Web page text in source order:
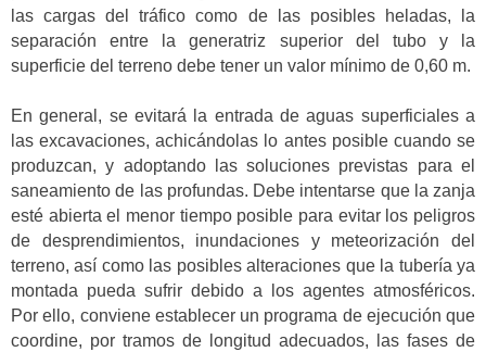
las cargas del tráfico como de las posibles heladas, la
separación entre la generatriz superior del tubo y la
superficie del terreno debe tener un valor mínimo de 0,60 m.
En general, se evitará la entrada de aguas superficiales a
las excavaciones, achicándolas lo antes posible cuando se
produzcan, y adoptando las soluciones previstas para el
saneamiento de las profundas. Debe intentarse que la zanja
esté abierta el menor tiempo posible para evitar los peligros
de desprendimientos, inundaciones y meteorización del
terreno, así como las posibles alteraciones que la tubería ya
montada pueda sufrir debido a los agentes atmosféricos.
Por ello, conviene establecer un programa de ejecución que
coordine, por tramos de longitud adecuados, las fases de